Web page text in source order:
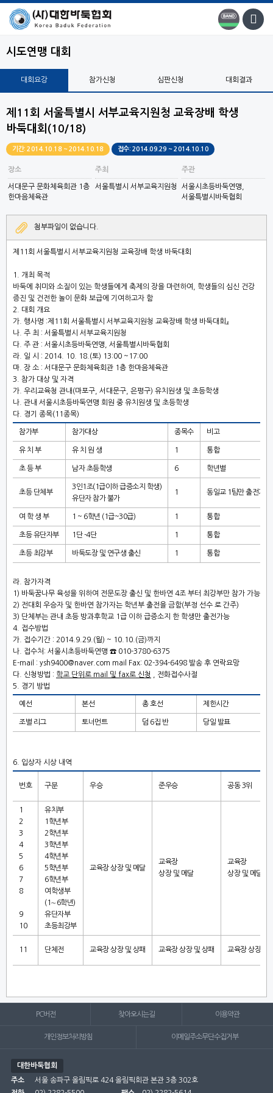
시도연맹 대회
대회요강 참가신청 심판신청 대회결과
제11회 서울특별시 서부교육지원청 교육장배 학생
바둑대회(10/18)
기간: 2014.10.18 ~ 2014.10.18 접수: 2014.09.29 ~ 2014.10.10
장소
서대문구 문화체육회관 1층
한마음체육관
주최
서울특별시 서부교육지원청
주관
서울시초등바둑연맹,
서울특별시바둑협회
첨부파일이 없습니다.
제 11 회 서울특별시 서부교육지원청 교육장배 학생 바둑대회
1. 개최 목적
바둑에 취미와 소질이 있는 학생들에게 축제의 장을 마련하여
학생들의 심신 건강
증진 및 건전한 놀이 문화 보급에 기여하고자 함
2. 대회 개요
가 행사명 :제 11 회 서울특별시 서부교육지원청 교육장배 학생 바둑대회 』
나 주 최 : 서울특별시 서부교육지원청
다 주 관 : 서울시초등바둑연맹
서울특별시바둑협회
라
일 시 : 2014. 10. 18.(토) 13:00 ~17:00
마 장 소 : 서대문구 문화체육회관 1 층 한마음체육관
3. 참가 대상 및 자격
가 우리교육청 관내 (마포구 서대문구 은평구) 유치원생 및 초등학생
나 관내 서울시초등바둑연맹 회원 중 유치원생 및 초등학생
다
경기 종목(11 종목)
참가부 참가대상 종목수 비고
유 치 부 유 치 원 생 1 통합
초 등 부 남자 초등학생 6 학년별
초등 단체부
3인1 조(1급이하 급증소지 학생)
유단자 참가 불가
1 동일교 1 팀만 출전가능
여 학 생 부 1 ~ 6학년 (1급~30급) 1 통합
초등 유단자부 1 단-4단 1 통합
초등 최강부 바둑도장 및 연구생 출신 1 통합
라 참가자격
1) 바둑꿈나무 육성을 위하여 전문도장 출신 및 한바연 4조 부터 최강부만 참가 가능
2) 전대회 우승자 및 한바연 참가자는 학년부 출전을 금함(부정 선수 로 간주)
3) 단체부는 관내 초등 방과후학교 1 급 이하 급증소지 한 학생만 출전가능
4. 접수방법
가
접수기간 : 2014.9.29.(월) ~ 10.10.(금)까지
나
접수처 : 서울시초등바둑연맹 ☎ 010-3780-6375
E-mail : ysh9400@naver.com mail Fax: 02-394-6498 발송 후 연락요망
다
신청방법 : 학교 단위로 mail 및 fax로 신청
전화접수사절
5. 경기 방법
예선 본선 총 호선 제한시간
조별 리그 토너먼트 덤 6집 반 당일 발표
6. 입상자 시상 내역
번호 구분 우승 준우승 공동 3위
1
2
3
4
5
6
7
8
9
10
유치부
1 학년부
2학년부
3학년부
4학년부
5학년부
6학년부
여학생부
(1 ∼ 6학년)
유단자부
초등최강부
교육장 상장 및 메달
교육장
상장 및 메달
교육장
상장 및 메달
11 단체전 교육장 상장 및 상패 교육장 상장 및 상패 교육장 상장 및
PC버전 찾아오시는길 이용약관
개인정보처리방침 이메일주소무단수집거부
대한바둑협회
주소
서울 송파구 올림픽로 424 올림픽회관 본관 3층 302호